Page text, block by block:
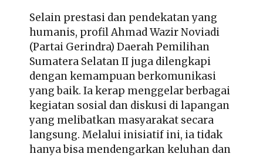
Selain prestasi dan pendekatan yang
humanis, profil Ahmad Wazir Noviadi
(Partai Gerindra) Daerah Pemilihan
Sumatera Selatan II juga dilengkapi
dengan kemampuan berkomunikasi
yang baik. Ia kerap menggelar berbagai
kegiatan sosial dan diskusi di lapangan
yang melibatkan masyarakat secara
langsung. Melalui inisiatif ini, ia tidak
hanya bisa mendengarkan keluhan dan